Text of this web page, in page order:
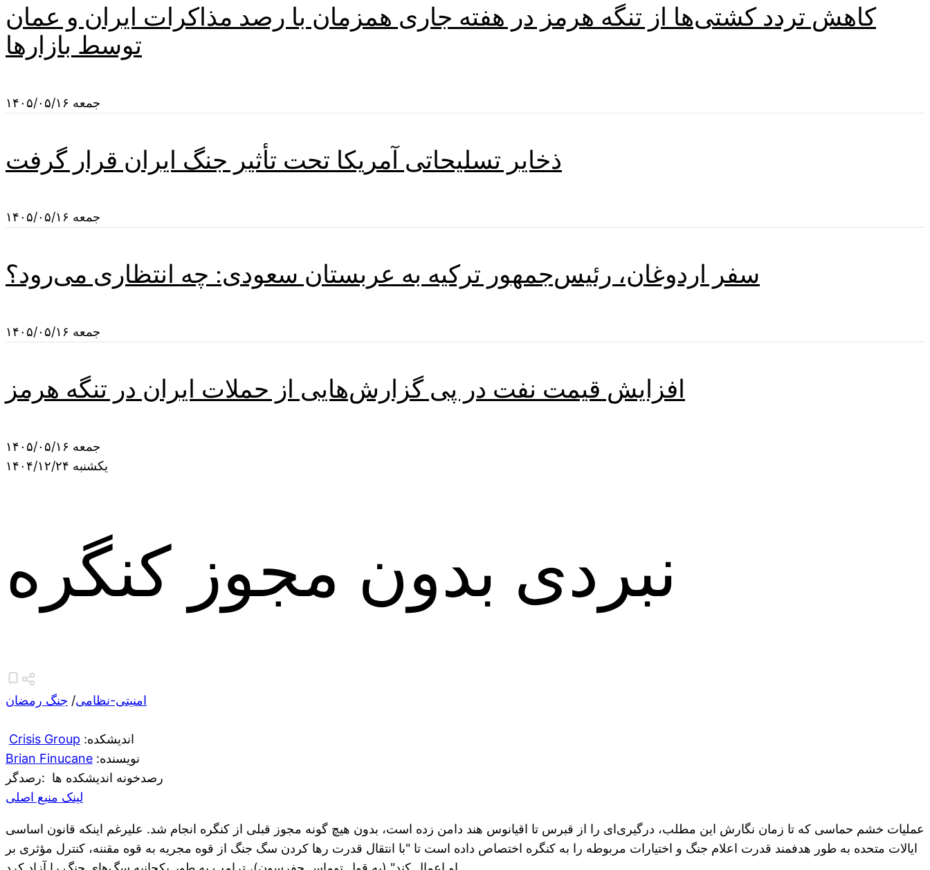
کاهش تردد کشتی‌ها از تنگه هرمز در هفته جاری همزمان با رصد مذاکرات ایران و عمان
توسط بازارها
جمعه ۱۴۰۵/۰۵/۱۶
ذخایر تسلیحاتی آمریکا تحت تأثیر جنگ ایران قرار گرفت
جمعه ۱۴۰۵/۰۵/۱۶
سفر اردوغان، رئیس‌جمهور ترکیه به عربستان سعودی: چه انتظاری می‌رود؟
جمعه ۱۴۰۵/۰۵/۱۶
افزایش قیمت نفت در پی گزارش‌هایی از حملات ایران در تنگه هرمز
جمعه ۱۴۰۵/۰۵/۱۶
یکشنبه ۱۴۰۴/۱۲/۲۴
نبردی بدون مجوز کنگره
امنیتی-نظامی/ جنگ رمضان
Crisis Group :اندیشکده
Brian Finucane :نویسنده
رصدخونه اندیشکده ها :رصدگر
لینک منبع اصلی
عملیات خشم حماسی که تا زمان نگارش این مطلب، درگیری‌ای را از قبرس تا اقیانوس هند دامن زده است، بدون هیچ گونه مجوز قبلی از کنگره انجام شد. علیرغم اینکه قانون اساسی
ایالات متحده به طور هدفمند قدرت اعلام جنگ و اختیارات مربوطه را به کنگره اختصاص داده است تا "با انتقال قدرت رها کردن سگ جنگ از قوه مجریه به قوه مقننه، کنترل مؤثری بر